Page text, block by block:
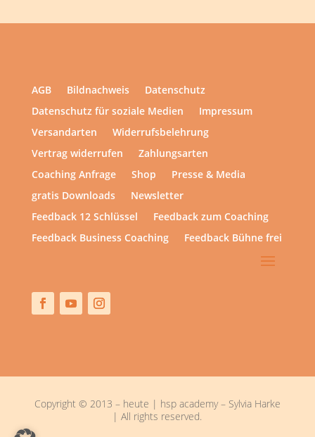
AGB Bildnachweis
Datenschutz
Datenschutz für soziale Medien
Impressum
Versandarten
Widerrufsbelehrung
Vertrag widerrufen
Zahlungsarten
Coaching Anfrage
Shop
Presse & Media
gratis Downloads
Newsletter
Feedback 12 Schlüssel
Feedback zum Coaching
Feedback Business Coaching
Feedback Bühne frei
Copyright © 2013 – heute | hsp academy – Sylvia Harke
| All rights reserved.